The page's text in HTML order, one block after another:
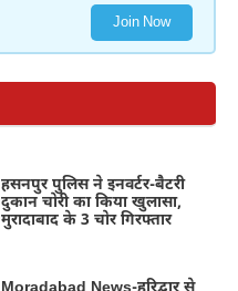
Join Now
हसनपुर पुलिस ने इनवर्टर-बैटरी
दुकान चोरी का किया खुलासा,
मुरादाबाद के 3 चोर गिरफ्तार